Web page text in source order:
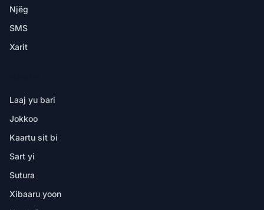
Njëg
SMS
Xarit
Laaj yu bari
Jokkoo
Kaartu sit bi
Sart yi
Sutura
Xibaaru yoon